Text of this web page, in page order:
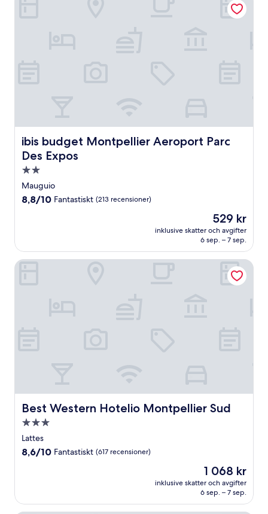
ibis budget Montpellier Aeroport Parc
Des Expos
ibis budget Montpellier Aeroport Parc Des Expos
2.0-
stjärnigt
boende
Mauguio
8.8
8,8/10 Fantastiskt (213 recensioner)
Priset
är
529 kr
529 kr
inklusive skatter och avgifter
6 sep. – 7 sep.
Best Western Hotelio Montpellier Sud
Best Western Hotelio Montpellier Sud
3.0-
stjärnigt
boende
Lattes
8.6
8,6/10 Fantastiskt (617 recensioner)
Priset
är
1 068 kr
1 068 kr
inklusive skatter och avgifter
6 sep. – 7 sep.
Best Western Hotelio Montpellier Sud